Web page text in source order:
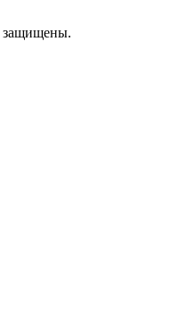
защищены.